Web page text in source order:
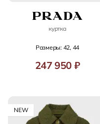
куртка
Размеры: 42, 44
247 950 ₽
NEW